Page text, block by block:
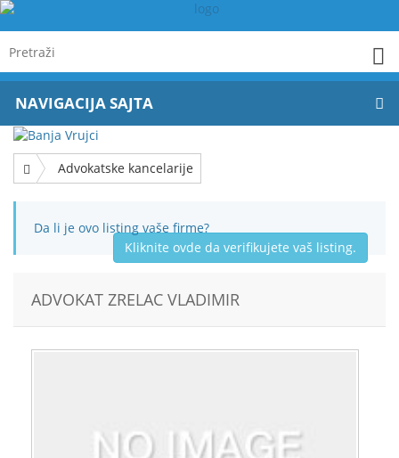
NAVIGACIJA SAJTA
Advokatske kancelarije
Da li je ovo listing vaše firme?
Kliknite ovde da verifikujete vaš listing.
ADVOKAT ZRELAC VLADIMIR